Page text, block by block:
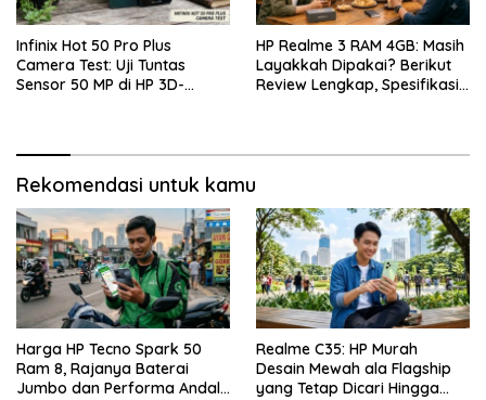
Infinix Hot 50 Pro Plus
Camera Test: Uji Tuntas
Sensor 50 MP di HP 3D-
HP Realme 3 RAM 4GB: Masih
Layakkah Dipakai? Berikut
Review Lengkap, Spesifikasi,
Rekomendasi untuk kamu
Harga HP Tecno Spark 50
Ram 8, Rajanya Baterai
Jumbo dan Performa Andal
Realme C35: HP Murah
Desain Mewah ala Flagship
yang Tetap Dicari Hingga